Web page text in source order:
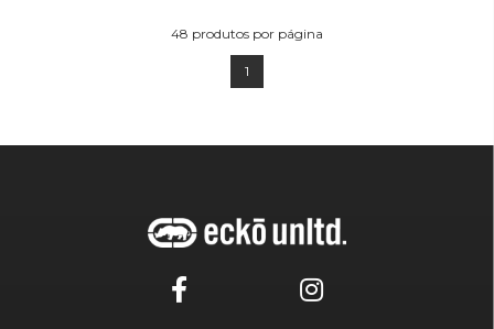
48 produtos por página
1